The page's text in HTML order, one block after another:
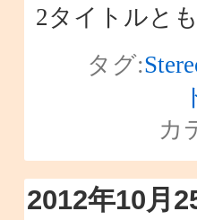
2タイトルと
タグ:
カ
2012年10月